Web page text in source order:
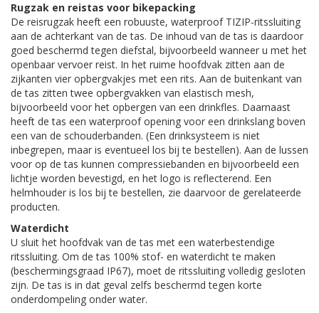
Rugzak en reistas voor bikepacking
De reisrugzak heeft een robuuste, waterproof TIZIP-ritssluiting
aan de achterkant van de tas. De inhoud van de tas is daardoor
goed beschermd tegen diefstal, bijvoorbeeld wanneer u met het
openbaar vervoer reist. In het ruime hoofdvak zitten aan de
zijkanten vier opbergvakjes met een rits. Aan de buitenkant van
de tas zitten twee opbergvakken van elastisch mesh,
bijvoorbeeld voor het opbergen van een drinkfles. Daarnaast
heeft de tas een waterproof opening voor een drinkslang boven
een van de schouderbanden. (Een drinksysteem is niet
inbegrepen, maar is eventueel los bij te bestellen). Aan de lussen
voor op de tas kunnen compressiebanden en bijvoorbeeld een
lichtje worden bevestigd, en het logo is reflecterend. Een
helmhouder is los bij te bestellen, zie daarvoor de gerelateerde
producten.
Waterdicht
U sluit het hoofdvak van de tas met een waterbestendige
ritssluiting. Om de tas 100% stof- en waterdicht te maken
(beschermingsgraad IP67), moet de ritssluiting volledig gesloten
zijn. De tas is in dat geval zelfs beschermd tegen korte
onderdompeling onder water.